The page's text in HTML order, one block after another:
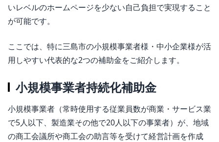
いレベルのホームページを少ない自己負担で実現すること
が可能です。
ここでは、特に三島市の小規模事業者様・中小企業様が活
用しやすい代表的な2つの補助金をご紹介します。
小規模事業者持続化補助金
小規模事業者（常時使用する従業員数が商業・サービス業
で5人以下、製造業その他で20人以下の事業者）が、地域
の商工会議所や商工会の助言等を受けて経営計画を作成